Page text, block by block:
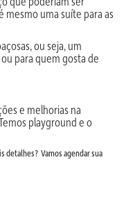
mesmo uma suíte para as
ou seja, um
para quem gosta de
e melhorias na
playground e o
detalhes? Vamos agendar sua